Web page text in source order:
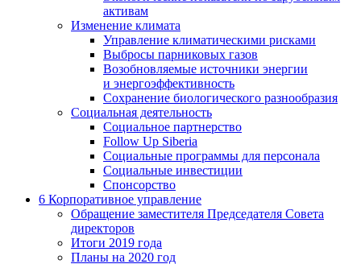
активам
Изменение климата
Управление климатическими рисками
Выбросы парниковых газов
Возобновляемые источники энергии
и энергоэффективность
Сохранение биологического разнообразия
Социальная деятельность
Социальное партнерство
Follow Up Siberia
Социальные программы для персонала
Социальные инвестиции
Спонсорство
6 Корпоративное управление
Обращение заместителя Председателя Совета
директоров
Итоги 2019 года
Планы на 2020 год